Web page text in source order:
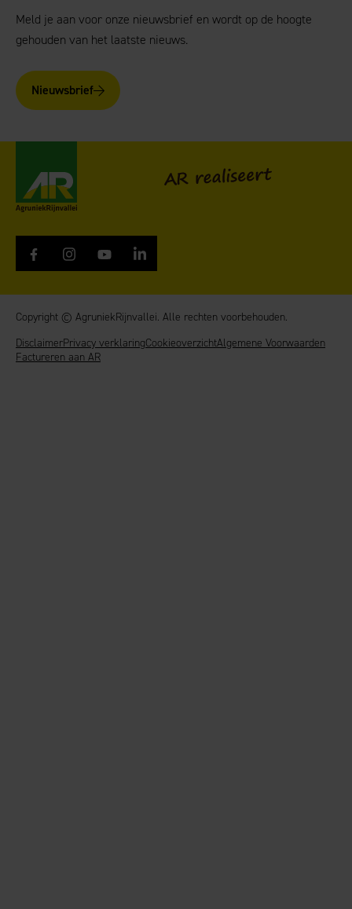
Meld je aan voor onze nieuwsbrief en wordt op de hoogte
gehouden van het laatste nieuws.
Nieuwsbrief
AR realiseert
Copyright © AgruniekRijnvallei. Alle rechten voorbehouden.
DisclaimerPrivacy verklaringCookieoverzichtAlgemene Voorwaarden
Factureren aan AR